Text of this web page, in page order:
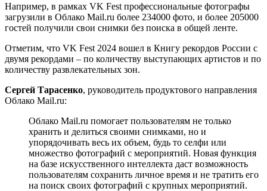
Например, в рамках VK Fest профессиональные фотографы
загрузили в Облако Mail.ru более 234000 фото, и более 205000
гостей получили свои снимки без поиска в общей ленте.
Отметим, что VK Fest 2024 вошел в Книгу рекордов России с
двумя рекордами – по количеству выступающих артистов и по
количеству развлекательных зон.
Сергей Тарасенко, руководитель продуктового направления
Облако Mail.ru:
Облако Mail.ru помогает пользователям не только
хранить и делиться своими снимками, но и
упорядочивать весь их объем, будь то селфи или
множество фотографий с мероприятий. Новая функция
на базе искусственного интеллекта даст возможность
пользователям сохранить личное время и не тратить его
на поиск своих фотографий с крупных мероприятий.